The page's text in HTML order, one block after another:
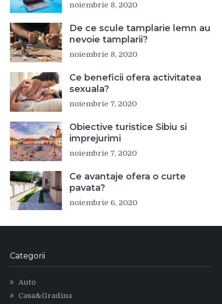
noiembrie 8, 2020
De ce scule tamplarie lemn au
nevoie tamplarii?
noiembrie 8, 2020
Ce beneficii ofera activitatea
sexuala?
noiembrie 7, 2020
Obiective turistice Sibiu si
imprejurimi
noiembrie 7, 2020
Ce avantaje ofera o curte
pavata?
noiembrie 6, 2020
Categorii
Auto
Casa&Gradina